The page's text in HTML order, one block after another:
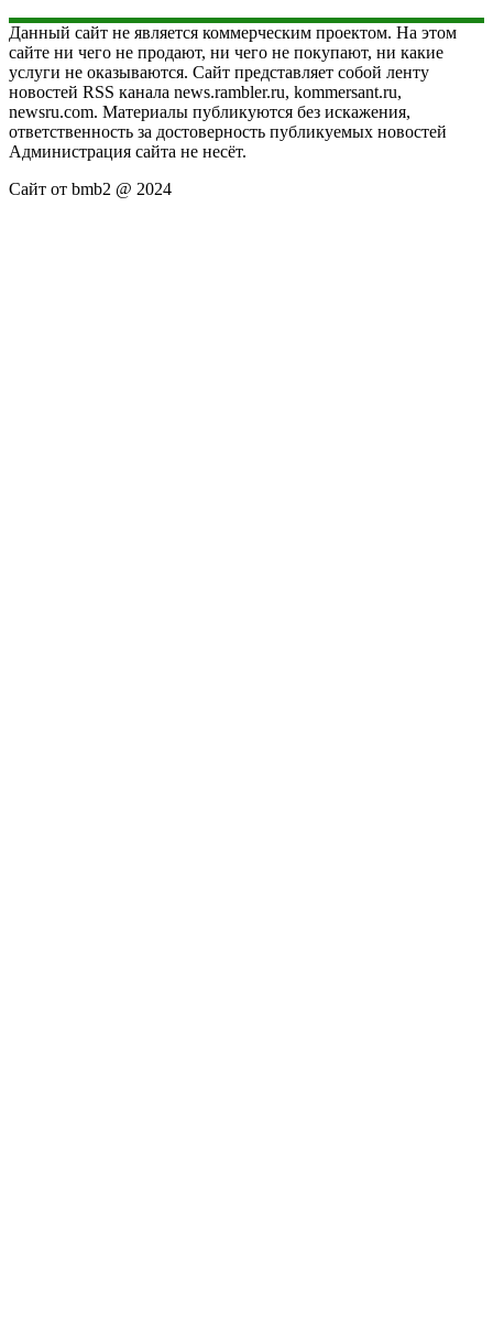
Данный сайт не является коммерческим проектом. На этом
сайте ни чего не продают, ни чего не покупают, ни какие
услуги не оказываются. Сайт представляет собой ленту
новостей RSS канала news.rambler.ru, kommersant.ru,
newsru.com. Материалы публикуются без искажения,
ответственность за достоверность публикуемых новостей
Администрация сайта не несёт.
Сайт от bmb2 @ 2024